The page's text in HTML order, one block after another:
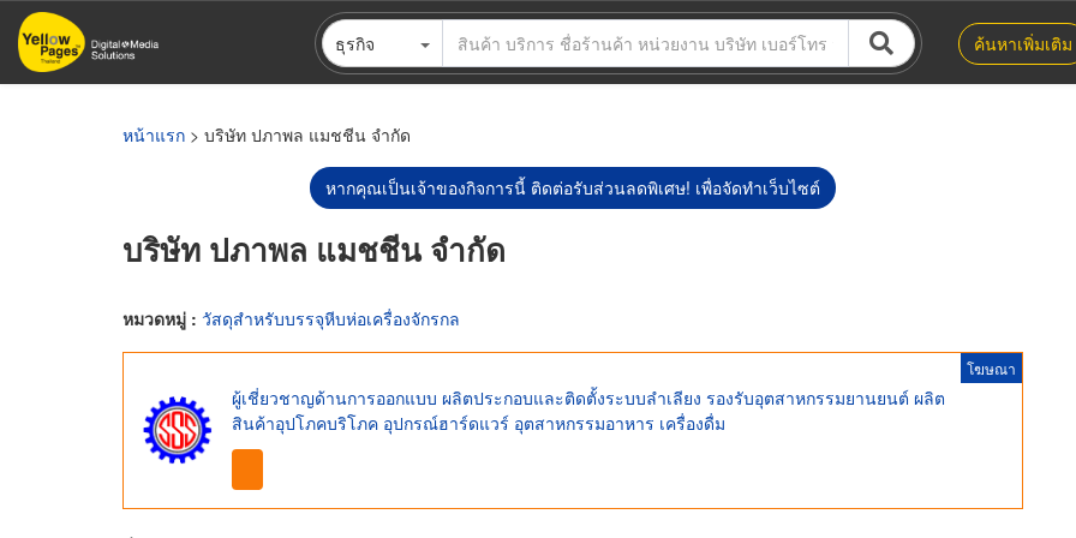
ข้าม
ไป
ธุรกิจ ค้นหาเพิ่มเติม
หน้าแรก > บริษัท ปภาพล แมชชีน จำกัด
หากคุณเป็นเจ้าของกิจการนี้ ติดต่อรับส่วนลดพิเศษ! เพื่อจัดทำเว็บไซต์
บริษัท ปภาพล แมชชีน จำกัด
หมวดหมู่ : วัสดุสำหรับบรรจุหีบห่อเครื่องจักรกล
โฆษณา
ผู้เชี่ยวชาญด้านการออกแบบ ผลิตประกอบและติดตั้งระบบลำเลียง รองรับอุตสาหกรรมยานยนต์ ผลิต
สินค้าอุปโภคบริโภค อุปกรณ์ฮาร์ดแวร์ อุตสาหกรรมอาหาร เครื่องดื่ม